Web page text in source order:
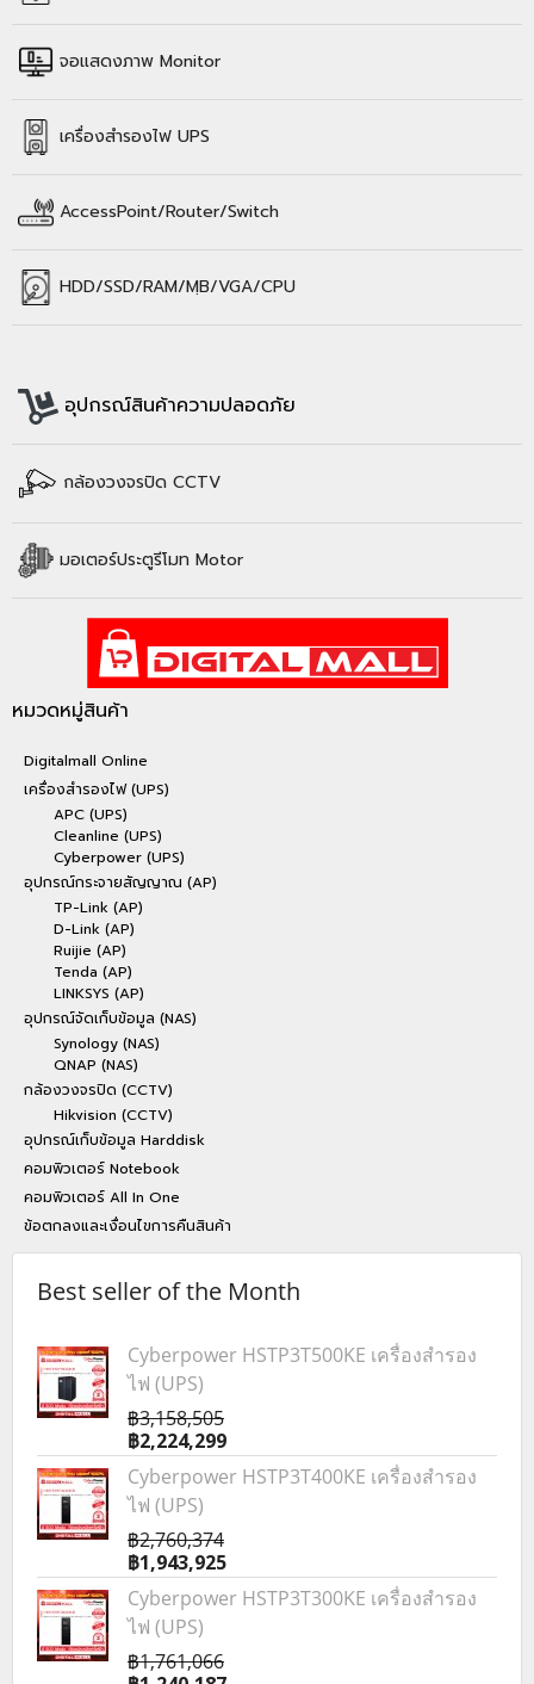
จอแสดงภาพ Monitor
เครื่องสำรองไฟ UPS
AccessPoint/Router/Switch
HDD/SSD/RAM/MฺB/VGA/CPU
อุปกรณ์สินค้าความปลอดภัย
กล้องวงจรปิด CCTV
มอเตอร์ประตูรีโมท Motor
หมวดหมู่สินค้า
Digitalmall Online
เครื่องสำรองไฟ (UPS)
APC (UPS)
Cleanline (UPS)
Cyberpower (UPS)
อุปกรณ์กระจายสัญญาณ (AP)
TP-Link (AP)
D-Link (AP)
Ruijie (AP)
Tenda (AP)
LINKSYS (AP)
อุปกรณ์จัดเก็บข้อมูล (NAS)
Synology (NAS)
QNAP (NAS)
กล้องวงจรปิด (CCTV)
Hikvision (CCTV)
อุปกรณ์เก็บข้อมูล Harddisk
คอมพิวเตอร์ Notebook
คอมพิวเตอร์ All In One
ข้อตกลงและเงื่อนไขการคืนสินค้า
Best seller of the Month
Cyberpower HSTP3T500KE เครื่องสำรอง
ไฟ (UPS)
฿3,158,505
฿2,224,299
Cyberpower HSTP3T400KE เครื่องสำรอง
ไฟ (UPS)
฿2,760,374
฿1,943,925
Cyberpower HSTP3T300KE เครื่องสำรอง
ไฟ (UPS)
฿1,761,066